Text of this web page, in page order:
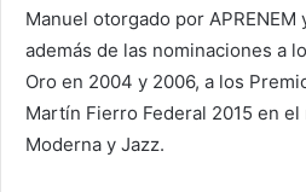
Manuel otorgado por
además de las nominaciones a
Oro en 2004 y 2006, a los
Martín Fierro Federal 2015 en
Moderna y Jazz.